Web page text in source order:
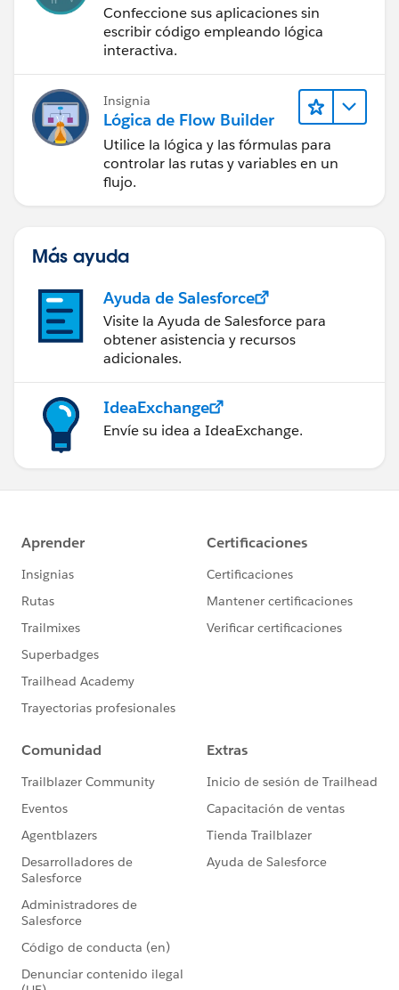
Confeccione sus aplicaciones sin
escribir código empleando lógica
interactiva.
Insignia
Lógica de Flow Builder
Utilice la lógica y las fórmulas para
controlar las rutas y variables en un
flujo.
Más ayuda
Ayuda de Salesforce
Visite la Ayuda de Salesforce para
obtener asistencia y recursos
adicionales.
IdeaExchange
Envíe su idea a IdeaExchange.